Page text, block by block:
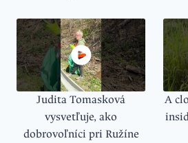
Judita Tomasková
vysvetľuje, ako
dobrovoľníci pri Ružíne
A